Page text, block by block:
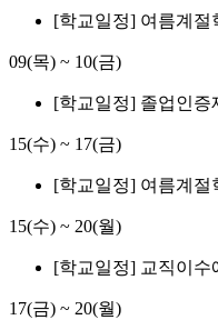
[학교일정] 여름계절
09(목) ~ 10(금)
[학교일정] 졸업인증
15(수) ~ 17(금)
[학교일정] 여름계절
15(수) ~ 20(월)
[학교일정] 교직이수
17(금) ~ 20(월)